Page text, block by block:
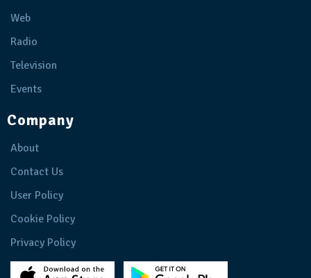
Web
Radio
Television
Events
Company
About
Contact Us
User Policy
Cookie Policy
Privacy Policy